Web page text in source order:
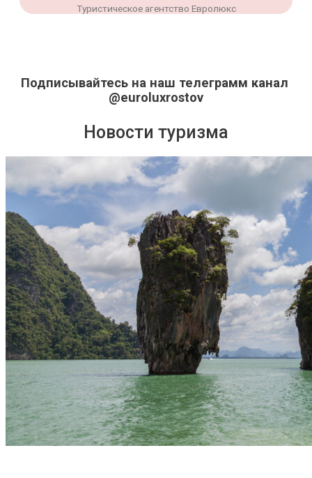
Туристическое агентство Евролюкс
Подписывайтесь на наш телеграмм канал
@euroluxrostov
Новости туризма